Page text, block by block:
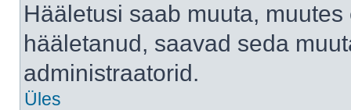
Hääletusi saab muuta,
hääletanud, saavad seda
administraatorid.
Üles